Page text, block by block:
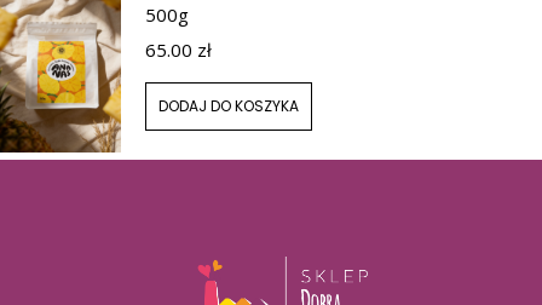
500g
65.00 zł
DODAJ DO KOSZYKA